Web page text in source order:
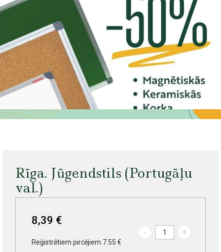
Rīga. Jūgendstils (Portugāļu
val.)
8,39 €
Reģistrētiem pircējiem 7.55 €
- +